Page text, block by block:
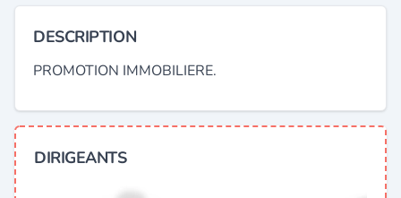
DESCRIPTION
PROMOTION IMMOBILIERE.
DIRIGEANTS